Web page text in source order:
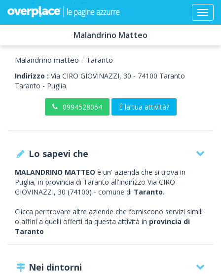
Malandrino Matteo
Malandrino matteo - Taranto
Indirizzo : Via CIRO GIOVINAZZI, 30 - 74100 Taranto
Taranto - Puglia
0994528064 È la tua attività?
Lo sapevi che
MALANDRINO MATTEO è un' azienda che si trova in
Puglia, in provincia di Taranto all'indirizzo Via CIRO
GIOVINAZZI, 30 (74100) - comune di Taranto.
Clicca per trovare altre aziende che forniscono servizi simili
o affini a quelli offerti da questa attività in provincia di
Taranto
Nei dintorni